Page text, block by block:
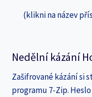
(klikni na název
Nedělní kázání
Zašifrované kázání si
programu 7-Zip.